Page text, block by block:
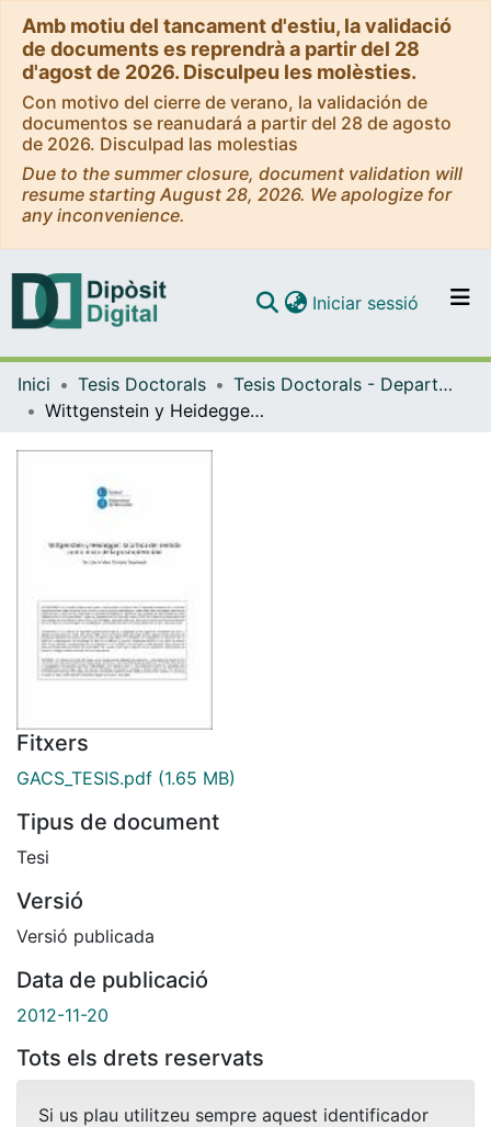
Amb motiu del tancament d'estiu, la validació
de documents es reprendrà a partir del 28
d'agost de 2026. Disculpeu les molèsties.
Con motivo del cierre de verano, la validación de
documentos se reanudará a partir del 28 de agosto
de 2026. Disculpad las molestias
Due to the summer closure, document validation will
resume starting August 28, 2026. We apologize for
any inconvenience.
Navega per tot el DD
Com publicar
Iniciar sessió (current)
Inici Tesis Doctorals
Tesis Doctorals - Departament - Filosofia Teorètica i Pràctica
Wittgenstein y Heidegger: la crítica del sentido como inicio de la posmodernidad
Fitxers
GACS_TESIS.pdf (1.65 MB)
Tipus de document
Tesi
Versió
Versió publicada
Data de publicació
2012-11-20
Tots els drets reservats
Si us plau utilitzeu sempre aquest identificador